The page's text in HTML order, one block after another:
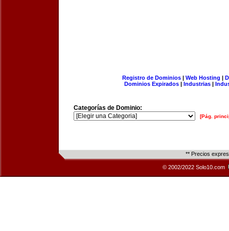
Registro de Dominios| Web Hosting |
Dominios Expirados | Industrias |
Categorías de Dominio:
[Pág.
** Precios
© 2002/2022 Solo10.com